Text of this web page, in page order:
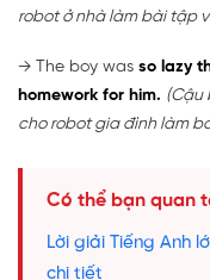
robot ở nhà làm bài tập
→ The boy was so lazy
homework for him. (Cậu
cho robot gia đình làm
Có thể bạn quan
Lời giải Tiếng Anh
chi tiết